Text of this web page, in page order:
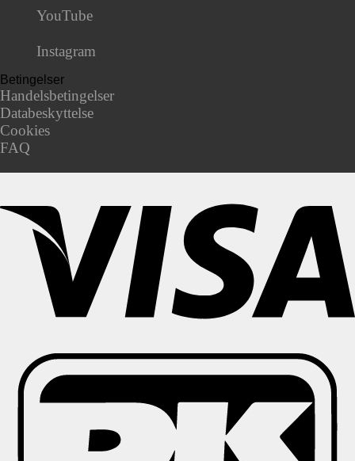
YouTube
Instagram
Betingelser
Handelsbetingelser
Databeskyttelse
Cookies
FAQ